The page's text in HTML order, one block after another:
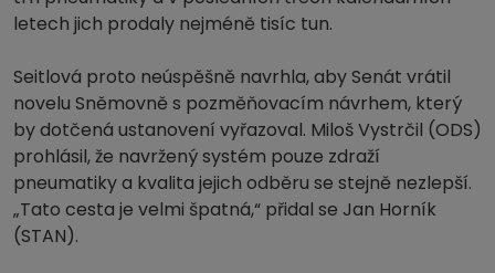
letech jich prodaly nejméně tisíc tun.
Seitlová proto neúspěšně navrhla, aby Senát vrátil
novelu Sněmovně s pozměňovacím návrhem, který
by dotčená ustanovení vyřazoval. Miloš Vystrčil (ODS)
prohlásil, že navržený systém pouze zdraží
pneumatiky a kvalita jejich odběru se stejně nezlepší.
„Tato cesta je velmi špatná,“ přidal se Jan Horník
(STAN).